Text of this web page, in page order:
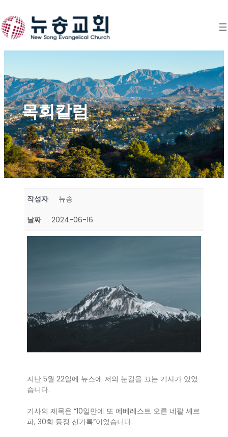
to
content
목회칼럼
작성자 뉴송
날짜 2024-06-16
지난 5월 22일에 뉴스에 저의 눈길을 끄는 기사가 있었
습니다.
기사의 제목은 “10일만에 또 에베레스트 오른 네팔 셰르
파, 30회 등정 신기록”이었습니다.